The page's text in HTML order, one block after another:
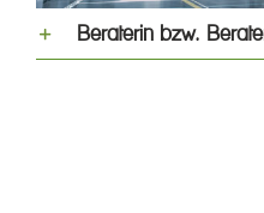
Beraterin bzw.